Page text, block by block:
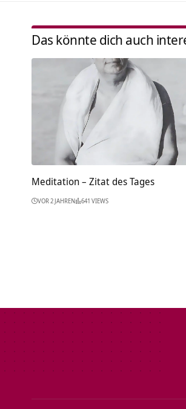
Das könnte dich auch
Meditation – Zitat des Tages
VOR 2 JAHREN 641 VIEWS